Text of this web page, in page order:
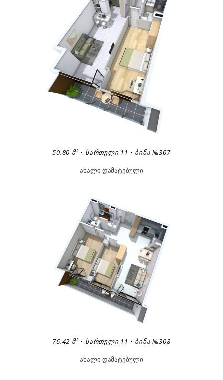
50.80 Მ² • ᲡᲐᲠᲗᲣᲚᲘ 11 • ᲑᲘᲜᲐ №307
ახალი დამატებული
76.42 Მ² • ᲡᲐᲠᲗᲣᲚᲘ 11 • ᲑᲘᲜᲐ №308
ახალი დამატებული